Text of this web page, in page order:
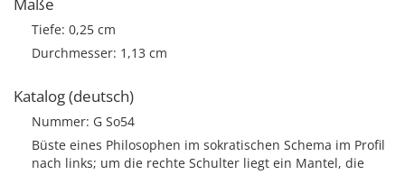
Tiefe: 0,25 cm
Durchmesser: 1,13 cm
Katalog (deutsch)
Nummer: G So54
Büste eines Philosophen im sokratischen Schema im Profil
nach links; um die rechte Schulter liegt ein Mantel, die